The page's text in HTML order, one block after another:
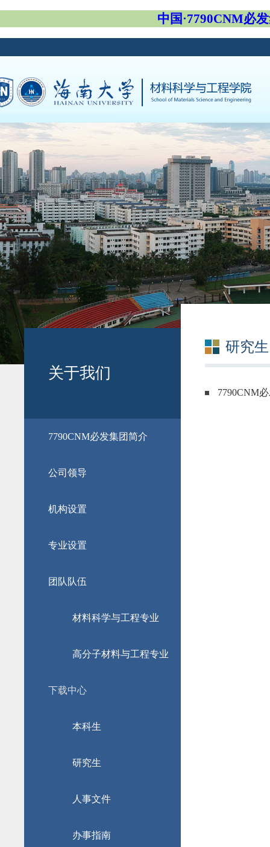
中国·7790CNM必
关于我们
​7790CNM必发集团简介
公司领导
机构设置
专业设置
团队队伍
材料科学与工程专业
高分子材料与工程专业
下载中心
本科生
研究生
人事文件
办事指南
研究生
7790CNM